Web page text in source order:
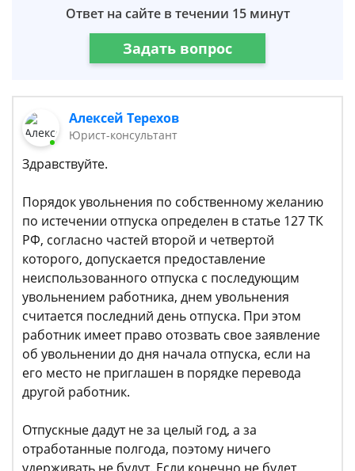
Ответ на сайте в течении 15 минут
Задать вопрос
Алексей Терехов
Юрист-консультант
Здравствуйте.
Порядок увольнения по собственному желанию
по истечении отпуска определен в статье 127 ТК
РФ, согласно частей второй и четвертой
которого, допускается предоставление
неиспользованного отпуска с последующим
увольнением работника, днем увольнения
считается последний день отпуска. При этом
работник имеет право отозвать свое заявление
об увольнении до дня начала отпуска, если на
его место не приглашен в порядке перевода
другой работник.
Отпускные дадут не за целый год, а за
отработанные полгода, поэтому ничего